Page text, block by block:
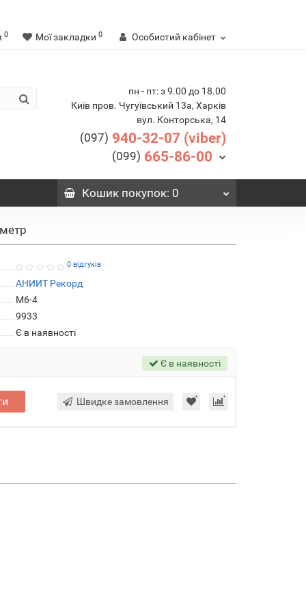
0 Мої закладки 0 Особистий кабінет
пн - пт: з 9.00 до 18.00
Київ пров. Чугуївський 13а, Харків
вул. Конторська, 14
(097) 940-32-07 (viber)
(099) 665-86-00
Кошикпокупок: 0
0 відгуків
АНИИТ Рекорд
М6-4
9933
Є в наявності
Є в наявності
Швидке замовлення